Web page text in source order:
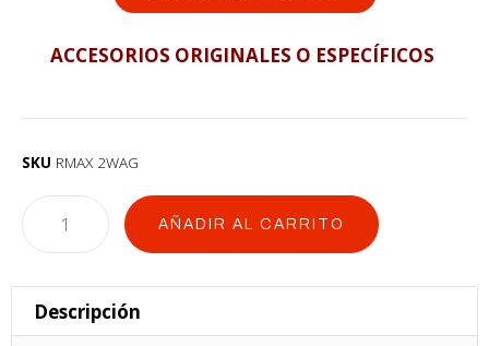
ACCESORIOS ORIGINALES O ESPECÍFICOS
SKU RMAX 2WAG
AÑADIR AL CARRITO
Descripción